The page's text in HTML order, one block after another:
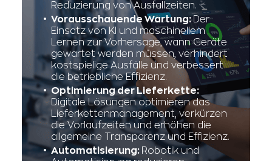
Reduzierung von Ausfallzeiten.
Vorausschauende Wartung:Der
Einsatz von KI und maschinellem
Lernen zur Vorhersage, wann Geräte
gewartet werden müssen, verhindert
kostspielige Ausfälle und verbessert
die betriebliche Effizienz.
Optimierung der Lieferkette:
Digitale Lösungen optimieren das
Lieferkettenmanagement, verkürzen
die Vorlaufzeiten und erhöhen die
allgemeine Transparenz und Effizienz.
Automatisierung: Robotik und